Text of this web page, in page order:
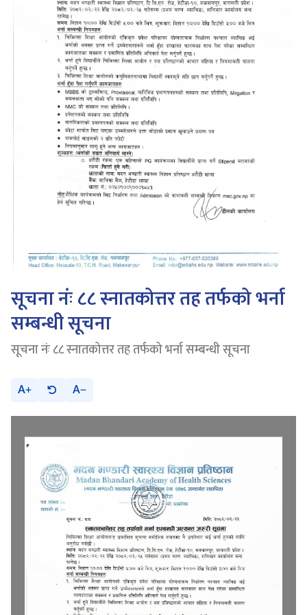
सूचना नंः ८८ स्नातकोत्तर तह तर्फको भर्ना
सम्बन्धी सूचना
सूचना नंः ८८ स्नातकोत्तर तह तर्फको भर्ना सम्बन्धी सूचना
A
A